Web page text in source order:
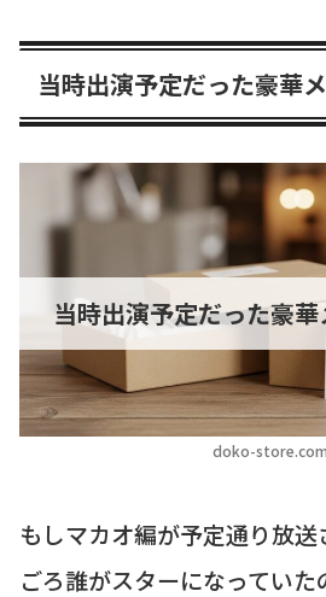
当時出演予定だった豪華
doko-store.com
当時出演予定だった豪
もしマカオ編が予定通り放
ごろ誰がスターになっていた